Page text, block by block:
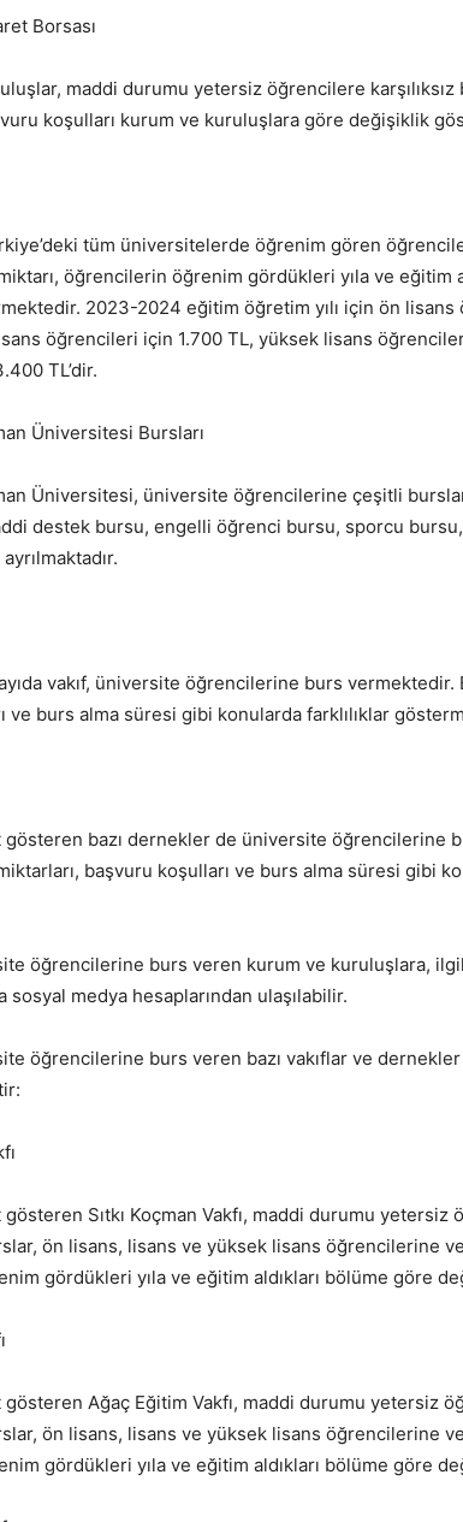
Borsası
maddi durumu yetersiz öğrencilere
koşulları kurum ve kuruluşlara göre değişiklik
tüm üniversitelerde öğrenim gören
öğrencilerin öğrenim gördükleri yıla ve eğitim
2023-2024 eğitim öğretim yılı için ön lisans
öğrencileri için 1.700 TL, yüksek lisans
TL’dir.
Üniversitesi Bursları
Üniversitesi, üniversite öğrencilerine çeşitli
destek bursu, engelli öğrenci bursu, sporcu
vakıf, üniversite öğrencilerine burs vermektedir.
ve burs alma süresi gibi konularda farklılıklar
gösteren bazı dernekler de üniversite öğrencilerine
başvuru koşulları ve burs alma süresi gibi
öğrencilerine burs veren kurum ve kuruluşlara,
medya hesaplarından ulaşılabilir.
öğrencilerine burs veren bazı vakıflar ve
gösteren Sıtkı Koçman Vakfı, maddi durumu yetersiz
ön lisans, lisans ve yüksek lisans öğrencilerine
gördükleri yıla ve eğitim aldıkları bölüme göre
gösteren Ağaç Eğitim Vakfı, maddi durumu yetersiz
ön lisans, lisans ve yüksek lisans öğrencilerine
gördükleri yıla ve eğitim aldıkları bölüme göre